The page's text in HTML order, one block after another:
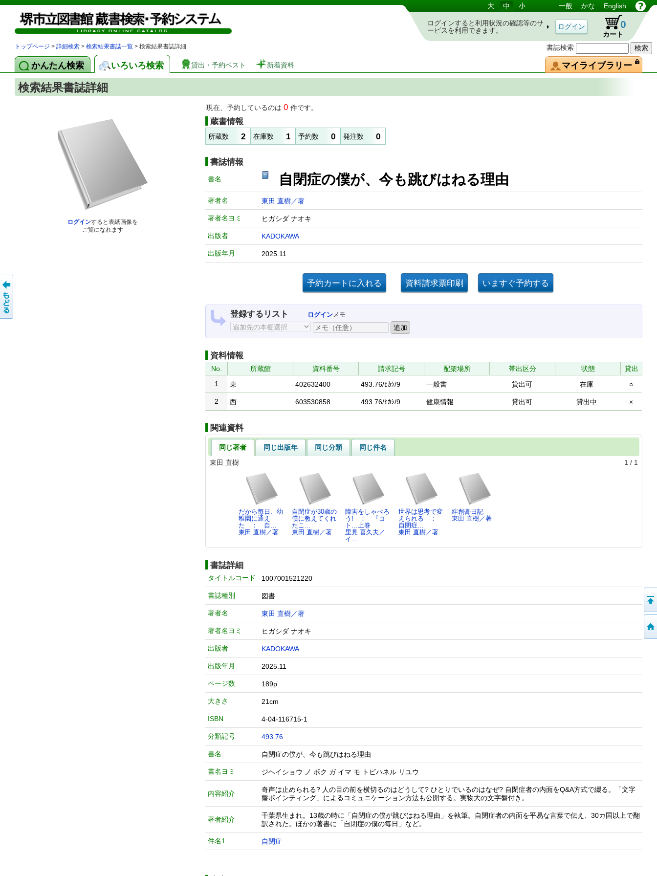
図書館 蔵書検索・予約システム
書誌検索
大 中 小 一般 かな English
ログインすると利用状況の確認等のサ
ービスを利用できます。
カート
0
トップページ > 詳細検索 > 検索結果書誌一覧 > 検索結果書誌詳細
かんたん検索 いろいろ検索 貸出・予約ベスト 新着資料 マイライブラリー
検索結果書誌詳細
ログインすると表紙画像を
ご覧になれます
現在、予約しているのは 0 件です。
蔵書情報
所蔵数 2 在庫数 1 予約数 0 発注数 0
書誌情報
書名 自閉症の僕が、今も跳びはねる理由
著者名 東田 直樹／著
著者名ヨミ ヒガシダ ナオキ
出版者 KADOKAWA
出版年月 2025.11
登録するリスト ログインメモ
資料情報
No. 所蔵館 資料番号 請求記号 配架場所 帯出区分 状態
貸出
1
東 402632400 493.76/ﾋｶｼ/9 一般書 貸出可 在庫 ○
2 西 603530858 493.76/ﾋｶｼ/9 健康情報 貸出可 貸出中 ×
関連資料
同じ著者 同じ出版年 同じ分類
同じ件名
東田 直樹
1 / 1
だから毎日、幼
稚園に通え
た ： 自…
東田 直樹／著
自閉症が30歳の
僕に教えてくれ
たこ…
東田 直樹／著
障害をしゃべろ
う! ： 『コ
ト…上巻
里見 喜久夫／
イ…
世界は思考で変
えられる ：
自閉症…
東田 直樹／著
絆創膏日記
東田 直樹／著
書誌詳細
タイトルコード 1007001521220
書誌種別 図書
著者名 東田 直樹／著
著者名ヨミ ヒガシダ ナオキ
出版者 KADOKAWA
出版年月 2025.11
ページ数 189p
大きさ 21cm
ISBN 4-04-116715-1
分類記号 493.76
書名 自閉症の僕が、今も跳びはねる理由
書名ヨミ ジヘイショウ ノ ボク ガ イマ モ トビハネル リユウ
内容紹介
奇声は止められる? 人の目の前を横切るのはどうして? ひとりでいるのはなぜ? 自閉症者の内面をQ&A方式で綴る。「文字
盤ポインティング」によるコミュニケーション方法も公開する。実物大の文字盤付き。
著者紹介
千葉県生まれ。13歳の時に「自閉症の僕が跳びはねる理由」を執筆。自閉症者の内面を平易な言葉で伝え、30カ国以上で翻
訳された。ほかの著書に「自閉症の僕の毎日」など。
件名1 自閉症